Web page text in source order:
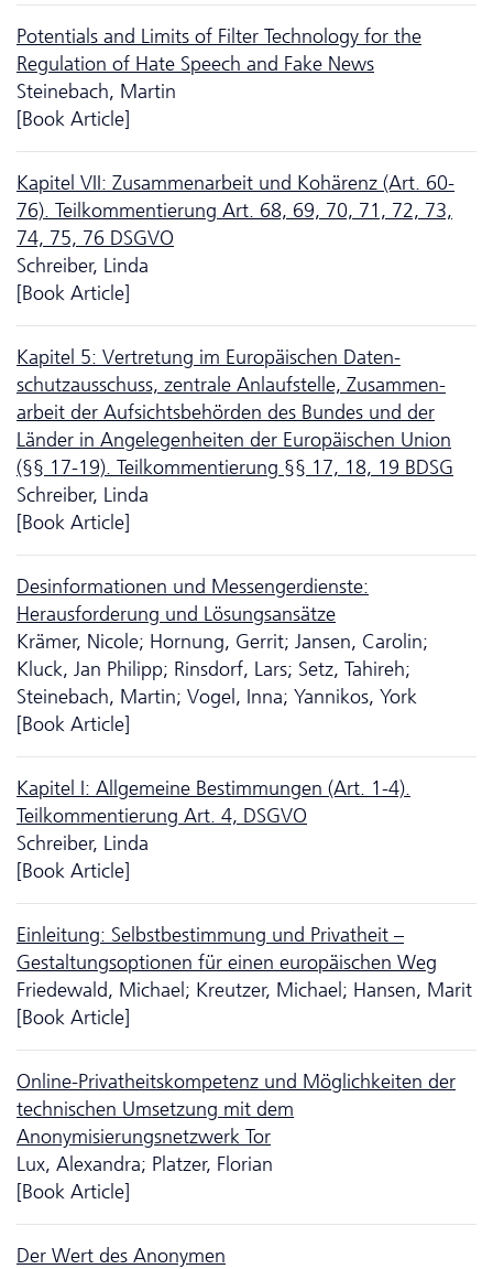
Potentials and Limits of Filter Technology for the
Regulation of Hate Speech and Fake News
Steinebach, Martin
[Book Article]
Kapitel VII: Zusam­men­arbeit und Kohärenz (Art. 60-
76). Teilkommentierung Art. 68, 69, 70, 71, 72, 73,
74, 75, 76 DSGVO
Schreiber, Linda
[Book Article]
Kapitel 5: Vertretung im Europäischen Da­ten­
schutzausschuss, zentrale Anlaufstelle, Zusam­men­
arbeit der Aufsichtsbehörden des Bundes und der
Länder in Angelegenheiten der Europäischen Union
(§§ 17-19). Teilkommentierung §§ 17, 18, 19 BDSG
Schreiber, Linda
[Book Article]
Desinformationen und Messengerdienste:
Herausforderung und Lösungsansätze
Krämer, Nicole; Hornung, Gerrit; Jansen, Carolin;
Kluck, Jan Philipp; Rinsdorf, Lars; Setz, Tahireh;
Steinebach, Martin; Vogel, Inna; Yannikos, York
[Book Article]
Kapitel I: Allgemeine Bestimmungen (Art. 1-4).
Teilkommentierung Art. 4, DSGVO
Schreiber, Linda
[Book Article]
Einleitung: Selbstbestimmung und Privatheit –
Gestaltungsoptionen für einen europäischen Weg
Friedewald, Michael; Kreutzer, Michael; Hansen, Marit
[Book Article]
Online-Privatheitskompetenz und Möglich­keiten der
technischen Umsetzung mit dem
Anonymisierungsnetzwerk Tor
Lux, Alexandra; Platzer, Florian
[Book Article]
Der Wert des Anonymen